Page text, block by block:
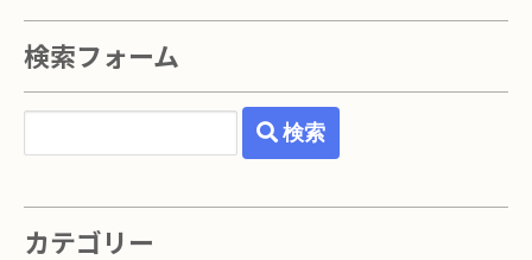
検索フォーム
検索
カテゴリー